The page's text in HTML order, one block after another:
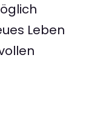
Leben